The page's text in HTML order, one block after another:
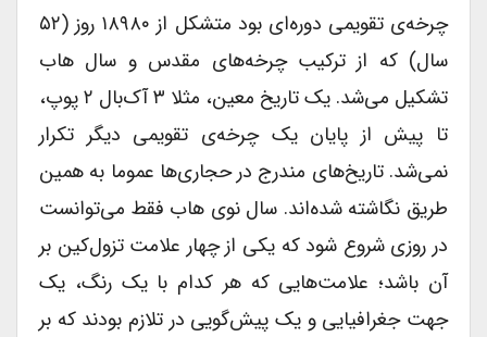
چرخه‌ی تقویمی دوره‌ای بود متشکل از ۱۸۹۸۰ روز (۵۲
سال) که از ترکیب چرخه‌های مقدس و سال هاب
تشکیل می‌شد. یک تاریخ معین، مثلا ۳ آک‌بال ۲ پوپ،
تا پیش از پایان یک چرخه‌ی تقویمی دیگر تکرار
نمی‌شد. تاریخ‌های مندرج در حجاری‌ها عموما به همین
طریق نگاشته شده‌اند. سال نوی هاب فقط می‌توانست
در روزی شروع شود که یکی از چهار علامت تزول‌کین بر
آن باشد؛ علامت‌هایی که هر کدام با یک رنگ، یک
جهت جغرافیایی و یک پیش‌گویی در تلازم بودند که بر